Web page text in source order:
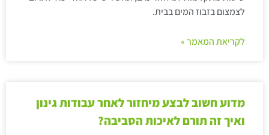
לצמצום בזבוז המים בבית.
לקריאת המאמר »
מדוע חשוב לבצע מיחזור לאחר עבודות גינון
ואיך זה תורם לאיכות הסביבה?